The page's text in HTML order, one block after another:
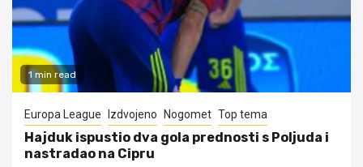
1 min read
Europa League Izdvojeno Nogomet Top tema
Hajduk ispustio dva gola prednosti s Poljuda i
nastradao na Cipru